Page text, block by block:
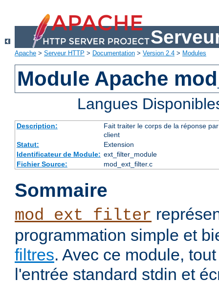
Apache > Serveur HTTP > Documentation > Version 2.4 > Modules
Module Apache
Langues
Description:
Fait traiter le corps de la réponse
client
Statut:
Extension
Identificateur de Module: ext_filter_module
Fichier Source:
mod_ext_filter.c
Sommaire
mod_ext_filter
programmation simple et
filtres. Avec ce module,
l'entrée standard stdin et